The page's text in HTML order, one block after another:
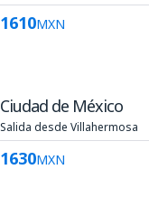
1610MXN
Ciudad de México
Salida desde Villahermosa
1630MXN